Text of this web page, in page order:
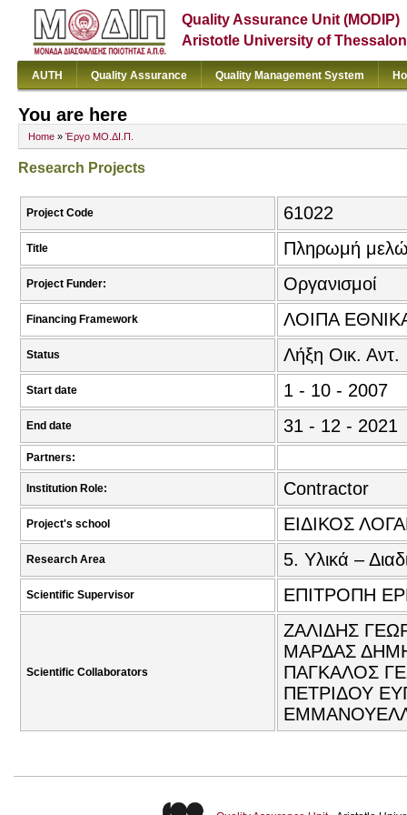
Quality Assurance Unit (MODIP)
Aristotle University of
AUTH Quality Assurance Quality Management System
You are here
Home » Έργο ΜΟ.ΔΙ.Π.
Research Projects
Project Code 61022
Title Πληρωμή
Project Funder: Οργανισμοί
Financing Framework ΛΟΙΠΑ
Status Λήξη Οικ. Αντ.
Start date 1 - 10 - 2007
End date 31 - 12 - 2021
Partners:
Institution Role: Contractor
Project's school ΕΙΔΙΚΟΣ
Research Area 5. Υλικά –
Scientific Supervisor ΕΠΙΤΡΟΠΗ
Scientific Collaborators
ΖΑΛΙΔΗΣ
ΜΑΡΔΑΣ
ΠΑΓΚΑΛΟΣ
ΠΕΤΡΙΔΟΥ